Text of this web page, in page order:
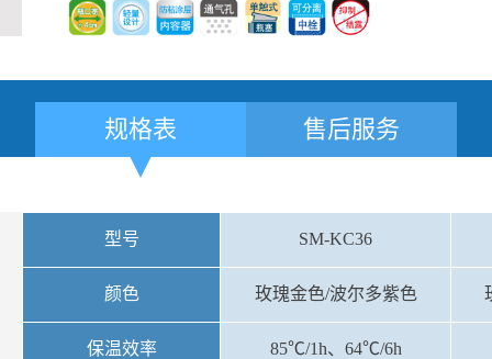
规格表 售后服务
型号 SM-KC36
颜色 玫瑰金色/波尔多紫色
保温效率 85℃/1h、64℃/6h